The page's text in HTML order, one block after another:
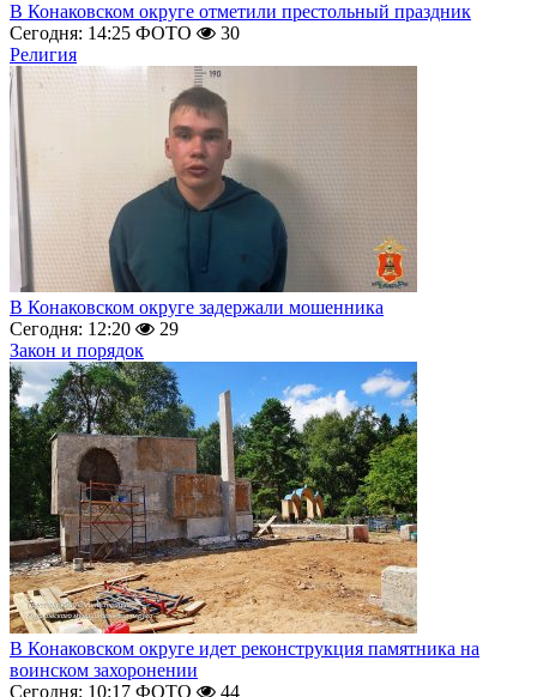
В Конаковском округе отметили престольный праздник
Сегодня: 14:25 ФОТО
30
Религия
В Конаковском округе задержали мошенника
Сегодня: 12:20
29
Закон и порядок
В Конаковском округе идет реконструкция памятника на
воинском захоронении
Сегодня: 10:17 ФОТО
44